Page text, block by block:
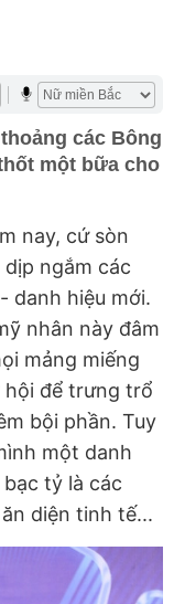
các Bông
một bữa cho
nay, cứ sòn
ngắm các
danh hiệu mới.
nhân này đâm
mảng miếng
hội để trưng trổ
bội phần. Tuy
một danh
tỷ là các
diện tinh tế...